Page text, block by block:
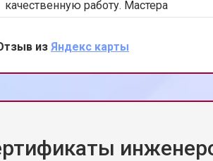
Замена панели управления
Замена блока управления
Замена ТЭН посудомоечной
качественную работу. Мастера
профессионально устранили
проблему, и теперь мой телевизор
работает безупречно. Особенно
порадовало, что ремонт был
вашу работу!
из Яндекс карты